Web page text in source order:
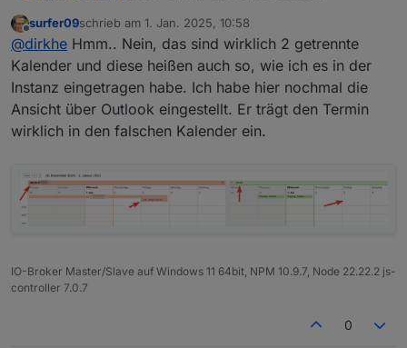
Was mich wundert, ist dass du ja das json aus data hier
zeigst. Das sind die Daten, die vom Server empfangen
werden. Also in iobroker hat er von deinem server die
Daten auch richtig empfangen, daher gehe ich mal
davon aus, dass er die auch korrekt gesendet hat. Hat
deine kalenderansicht vlt eine gemergete Ansicht?
Offline
surfer09schrieb am 1. Jan. 2025, 10:58
zuletzt editiert von
@dirkhe Hmm.. Nein, das sind wirklich 2 getrennte
Kalender und diese heißen auch so, wie ich es in der
Instanz eingetragen habe. Ich habe hier nochmal die
Ansicht über Outlook eingestellt. Er trägt den Termin
wirklich in den falschen Kalender ein.
IO-Broker Master/Slave auf Windows 11 64bit, NPM 10.9.7, Node 22.22.2 js-
controller 7.0.7
0